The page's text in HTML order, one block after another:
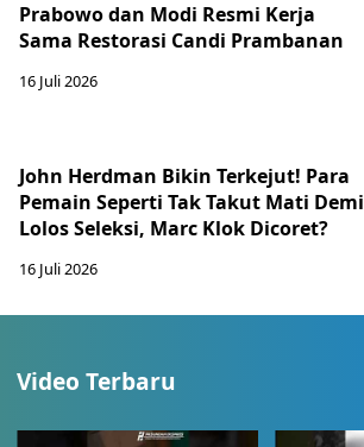
Prabowo dan Modi Resmi Kerja
Sama Restorasi Candi Prambanan
16 Juli 2026
John Herdman Bikin Terkejut! Para
Pemain Seperti Tak Takut Mati Demi
Lolos Seleksi, Marc Klok Dicoret?
16 Juli 2026
Video Terbaru